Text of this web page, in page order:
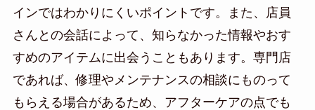
インではわかりにくいポイントです。また、店員
さんとの会話によって、知らなかった情報やおす
すめのアイテムに出会うこともあります。専門店
であれば、修理やメンテナンスの相談にものって
もらえる場合があるため、アフターケアの点でも